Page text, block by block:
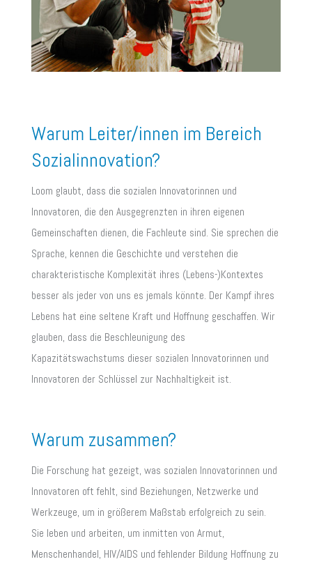
Warum Leiter/innen im Bereich
Sozialinnovation?
Loom glaubt, dass die sozialen Innovatorinnen und
Innovatoren, die den Ausgegrenzten in ihren eigenen
Gemeinschaften dienen, die Fachleute sind. Sie sprechen die
Sprache, kennen die Geschichte und verstehen die
charakteristische Komplexität ihres (Lebens-)Kontextes
besser als jeder von uns es jemals könnte. Der Kampf ihres
Lebens hat eine seltene Kraft und Hoffnung geschaffen. Wir
glauben, dass die Beschleunigung des
Kapazitätswachstums dieser sozialen Innovatorinnen und
Innovatoren der Schlüssel zur Nachhaltigkeit ist.
Warum zusammen?
Die Forschung hat gezeigt, was sozialen Innovatorinnen und
Innovatoren oft fehlt, sind Beziehungen, Netzwerke und
Werkzeuge, um in größerem Maßstab erfolgreich zu sein.
Sie leben und arbeiten, um inmitten von Armut,
Menschenhandel, HIV/AIDS und fehlender Bildung Hoffnung zu